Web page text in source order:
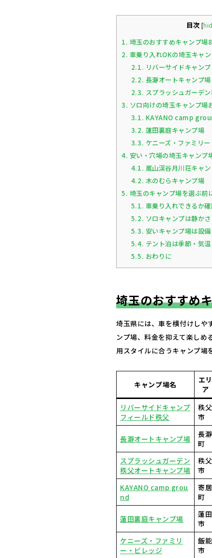
目次 [
1. 埼玉のおすすめキャンプ場
2. 車乗り入れOKの埼玉キャ
2.1. リバーサイドキャン
2.2. 長瀞オートキャンプ場
2.3. スプラッシュガーデ
3. ソロ向けの埼玉キャンプ場
3.1. KAYANO camp
3.2. 蓮田裏庭キャンプ場
3.3. ケニーズ・ファミリ
4. 安い・穴場の埼玉キャンプ
4.1. 嵐山渓谷月川荘キャ
4.2. 木のむらキャンプ場
5. 埼玉のキャンプ場を選ぶ前
5.1. 車乗り入れできるか
5.2. ソロキャンプは静か
5.3. 安いキャンプ場は設
5.4. テント泊は季節・気
5.5. おわりに
埼玉のおすすめ
埼玉県には、車を横付けしや
ンプ場、料金を抑えて楽しめ
用スタイルに合うキャンプ場
キャンプ場名
エリ
ア
リバーサイドキャンプ
フィールド秩父
秩父
市
長瀞オートキャンプ場
長瀞
町
スプラッシュガーデン
秩父オートキャンプ場
秩父
市
KAYANO camp grou
nd
寄居
町
蓮田裏庭キャンプ場
蓮田
市
ケニーズ・ファミリ
ー・ビレッジ
飯能
市